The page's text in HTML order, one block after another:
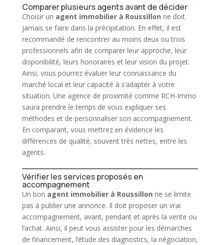
Comparer plusieurs agents avant de décider
Choisir un agent immobilierà Roussillon ne doit
jamais se faire dans la précipitation. En effet, il est
recommandé de rencontrer au moins deux ou trois
professionnels afin de comparer leur approche, leur
disponibilité, leurs honoraires et leur vision du projet.
Ainsi, vous pourrez évaluer leur connaissance du
marché local et leur capacité à s’adapter à votre
situation. Une agence de proximité comme RCH-Immo
saura prendre le temps de vous expliquer ses
méthodes et de personnaliser son accompagnement.
En comparant, vous mettrez en évidence les
différences de qualité, souvent très nettes, entre les
agents.
Vérifier les services proposés en
accompagnement
Un bon agent immobilierà Roussillon ne se limite
pas à publier une annonce. Il doit proposer un vrai
accompagnement, avant, pendant et après la vente ou
l’achat. Ainsi, il peut vous assister pour les démarches
de financement, l’étude des diagnostics, la négociation,